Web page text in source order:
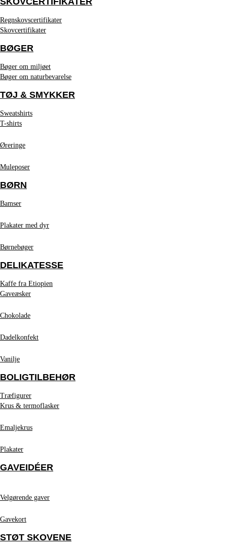
Regnskovscertifikater
Skovcertifikater
BØGER
Bøger om miljøet
Bøger om naturbevarelse
TØJ & SMYKKER
Sweatshirts
T-shirts
Øreringe
Muleposer
BØRN
Bamser
Plakater med dyr
Børnebøger
DELIKATESSE
Kaffe fra Etiopien
Gaveæsker
Chokolade
Dadelkonfekt
Vanilje
BOLIGTILBEHØR
Træfigurer
Krus & termoflasker
Emaljekrus
Plakater
GAVEIDÉER
Velgørende gaver
Gavekort
STØT SKOVENE